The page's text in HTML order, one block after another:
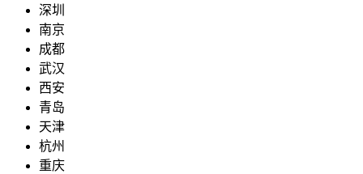
深圳
南京
成都
武汉
西安
青岛
天津
杭州
重庆